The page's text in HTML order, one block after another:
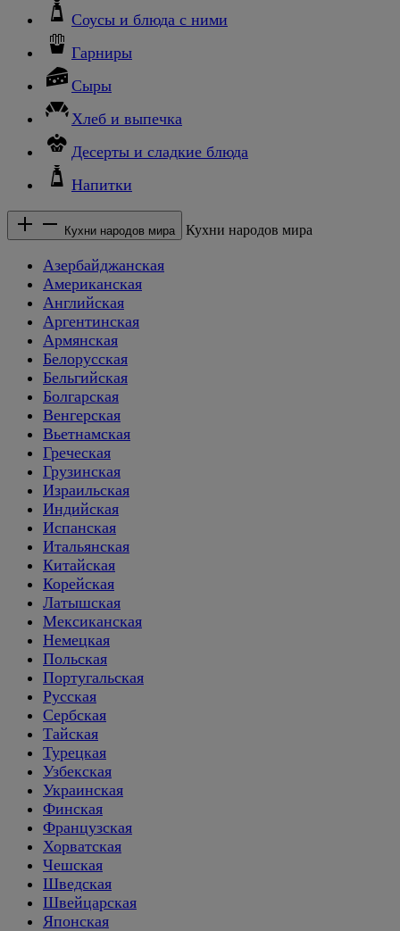
Соусы и блюда с ними
Гарниры
Сыры
Хлеб и выпечка
Десерты и сладкие блюда
Напитки
Кухни народов мира Кухни народов мира
Азербайджанская
Американская
Английская
Аргентинская
Армянская
Белорусская
Бельгийская
Болгарская
Венгерская
Вьетнамская
Греческая
Грузинская
Израильская
Индийская
Испанская
Итальянская
Китайская
Корейская
Латышская
Мексиканская
Немецкая
Польская
Португальская
Русская
Сербская
Тайская
Турецкая
Узбекская
Украинская
Финская
Французская
Хорватская
Чешская
Шведская
Швейцарская
Японская